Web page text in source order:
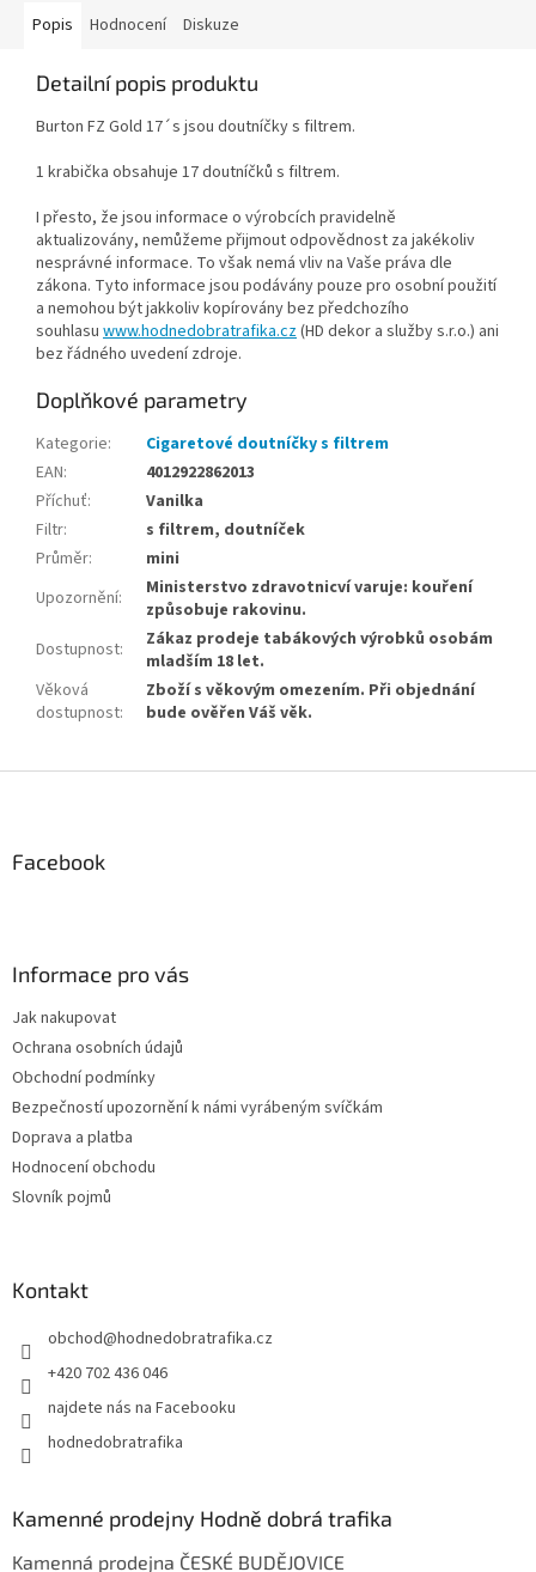
Popis Hodnocení Diskuze
Detailní popis produktu
Burton FZ Gold 17´s jsou doutníčky s filtrem.
1 krabička obsahuje 17 doutníčků s filtrem.
I přesto, že jsou informace o výrobcích pravidelně
aktualizovány, nemůžeme přijmout odpovědnost za jakékoliv
nesprávné informace. To však nemá vliv na Vaše práva dle
zákona. Tyto informace jsou podávány pouze pro osobní použití
a nemohou být jakkoliv kopírovány bez předchozího
souhlasu www.hodnedobratrafika.cz(HD dekor a služby s.r.o.) ani
bez řádného uvedení zdroje.
Doplňkové parametry
Kategorie:
Cigaretové doutníčky s filtrem
EAN:
4012922862013
Příchuť:
Vanilka
Filtr:
s filtrem, doutníček
Průměr:
mini
Upozornění:
Ministerstvo zdravotnicví varuje: kouření
způsobuje rakovinu.
Dostupnost:
Zákaz prodeje tabákových výrobků osobám
mladším 18 let.
Věková
dostupnost:
Zboží s věkovým omezením. Při objednání
bude ověřen Váš věk.
Facebook
Informace pro vás
Jak nakupovat
Ochrana osobních údajů
Obchodní podmínky
Bezpečností upozornění k námi vyrábeným svíčkám
Doprava a platba
Hodnocení obchodu
Slovník pojmů
Kontakt
obchod@hodnedobratrafika.cz
+420 702 436 046
najdete nás na Facebooku
hodnedobratrafika
Kamenné prodejny Hodně dobrá trafika
Kamenná prodejna ČESKÉ BUDĚJOVICE